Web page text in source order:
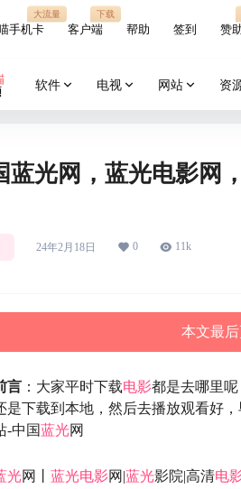
手机卡
大流量
客户端
下载
帮助 签到 赞
软件 电视 网站 资
蓝光网，蓝光电影网
24年2月18日 0 11k
本文最后
言 ：大家平时下载电影都是去哪里
是下载到本地，然后去播放观看好
-中国蓝光网
光网丨 蓝光电影网|蓝光影院|高清电